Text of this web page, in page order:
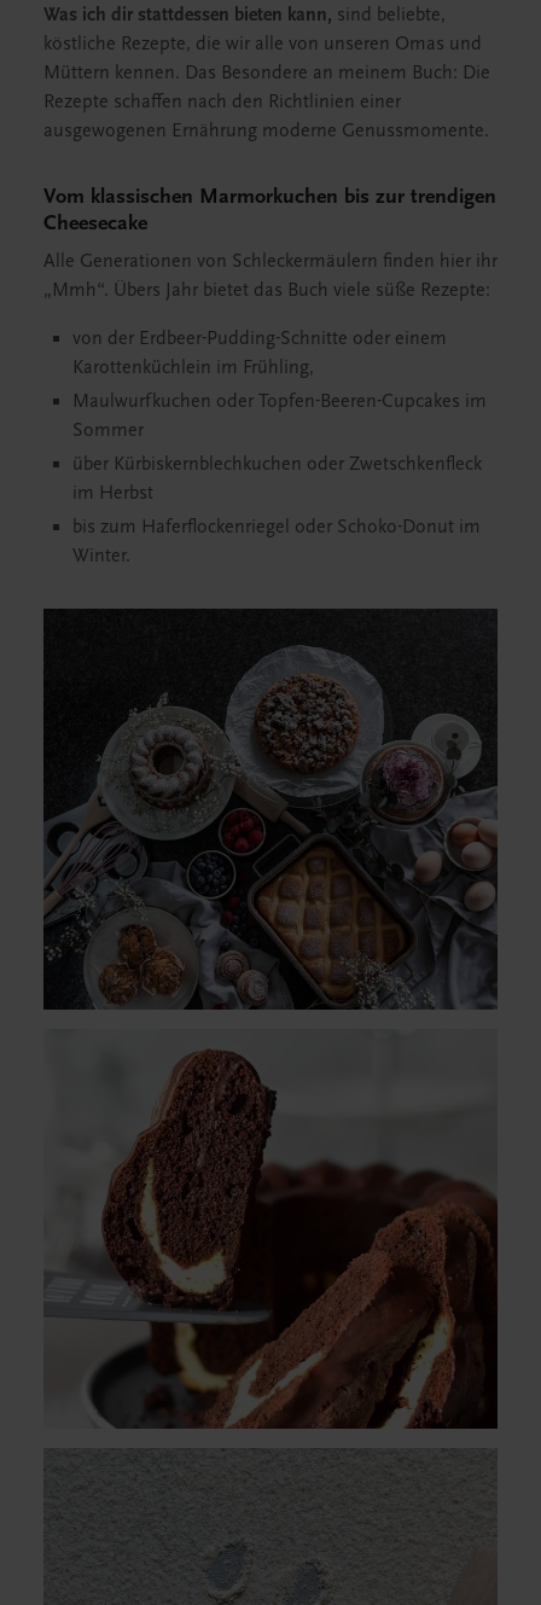
Was ich dir stattdessen bieten kann, sind beliebte,
köstliche Rezepte, die wir alle von unseren Omas und
Müttern kennen. Das Besondere an meinem Buch: Die
Rezepte schaffen nach den Richtlinien einer
ausgewogenen Ernährung moderne Genussmomente.
Vom klassischen Marmorkuchen bis zur trendigen
Cheesecake
Alle Generationen von Schleckermäulern finden hier ihr
„Mmh“. Übers Jahr bietet das Buch viele süße Rezepte:
von der Erdbeer-Pudding-Schnitte oder einem
Karottenküchlein im Frühling,
Maulwurfkuchen oder Topfen-Beeren-Cupcakes im
Sommer
über Kürbiskernblechkuchen oder Zwetschkenfleck
im Herbst
bis zum Haferflockenriegel oder Schoko-Donut im
Winter.